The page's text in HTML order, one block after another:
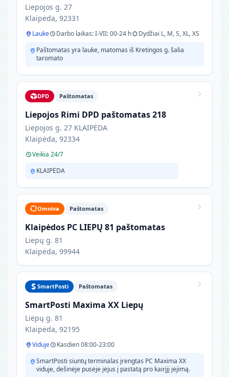
Liepojos g. 27
Klaipėda, 92331
Lauke Darbo laikas: I-VII: 00-24 h
Dydžiai L, M, S, XL, XS
Paštomatas yra lauke, matomas iš Kretingos g. šalia
taromato
DPD Paštomatas
Liepojos Rimi DPD paštomatas 218
Liepojos g. 27 KLAIPĖDA
Klaipėda, 92334
Veikia 24/7
KLAIPĖDA
Omniva Paštomatas
Klaipėdos PC LIEPŲ 81 paštomatas
Liepų g. 81
Klaipėda, 99944
SmartPosti Paštomatas
SmartPosti Maxima XX Liepų
Liepų g. 81
Klaipėda, 92195
Viduje
Kasdien 08:00-23:00
SmartPosti siuntų terminalas įrengtas PC Maxima XX
viduje, dešinėje pusėje įėjus į pastatą pro kairįjį įėjimą.